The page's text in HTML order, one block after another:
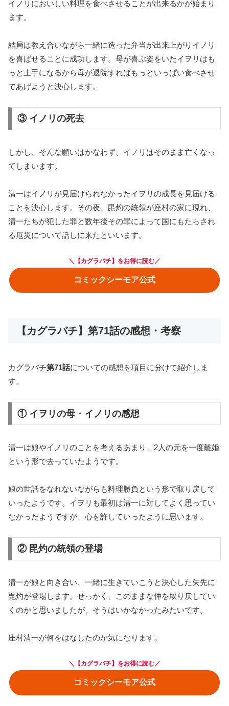
イノリにおいしい料理を食べさせることが出来るかが始まり
ます。
結局は教え合いながら一緒に造った弁当が出来上がりイノリ
を喜ばせることに成功します。母が喜ぶ姿をいたイヲリはも
っと上手になるから母が退院すればもっといっぱい食べさせ
てあげようと決心します。
③ イノリの死去
しかし、そんな願いはかなわず、イノリはそのまま亡くなっ
てしまいます。
清一はイノリが見届けられなかったイヲリの成長を見届ける
ことを決心します。その夜、毘灼の統領が座村の家に現れ、
清一たちが犯した罪と数年後その罪によって国にもたらされ
る厄災について話しに来たといいます。
＼【カグラバチ】をお得に読む／
コミックシーモア公式
【カグラバチ】第71話の感想・考察
カグラバチ第71話についての感想を項目に分けて紹介しま
す。
① イヲリの母・イノリの感想
清一は娘やイノリのことを考えるあまり、2人の元を一度離婚
という形で去っていたようです。
娘の世話をなれないながらも料理勝負という形で取り戻して
いったようです。イヲリも最初は清一に対してよく思ってい
なかったようですが、心を許していったように思います。
② 毘灼の統領の登場
清一が娘と向き合い、一緒に生きていこうと決心した矢先に
毘灼が登場します。せっかく、このままな仲を取り戻してい
くのかと思いましたが、そうはいかなかったみたいです。
座村清一が何をはなしたのか気になります。
＼【カグラバチ】をお得に読む／
コミックシーモア公式